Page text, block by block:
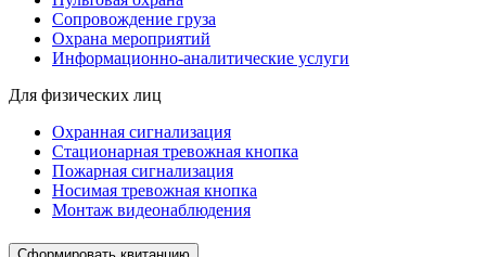
Сопровождение груза
Охрана мероприятий
Информационно-аналитические услуги
Для физических лиц
Охранная сигнализация
Стационарная тревожная кнопка
Пожарная сигнализация
Носимая тревожная кнопка
Монтаж видеонаблюдения